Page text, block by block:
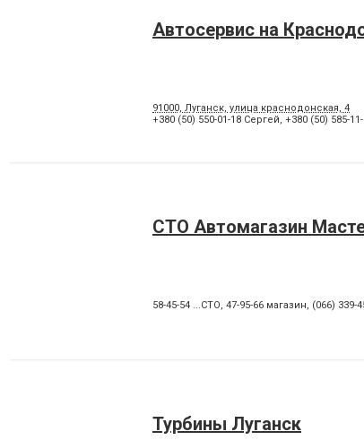
Автосервис на
91000, Луганск, улица краснодонская, 4
+380 (50) 550-01-18 Сергей, +380 (50) 585-
СТО Автомагазин
58-45-54 ...СТО, 47-95-66 магазин, (066) 339-
Турбины Луганск